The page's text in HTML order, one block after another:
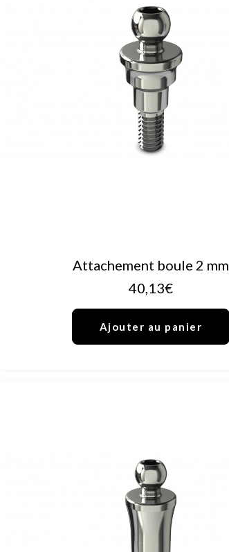
AJOUTER AU PANIER
Attachement boule 2 mm
40,13€
Ajouter au panier